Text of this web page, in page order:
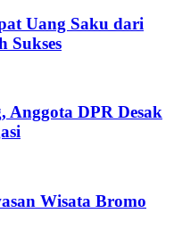
Uang Saku dari
Sukses
Anggota DPR Desak
Wisata Bromo